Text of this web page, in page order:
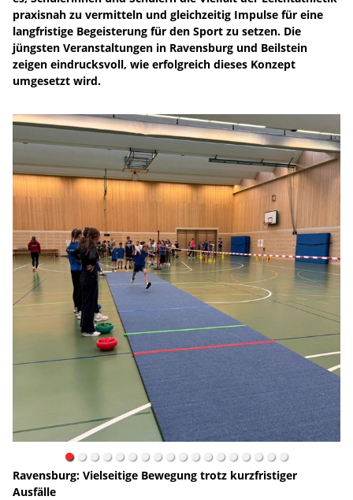
praxisnah zu vermitteln und gleichzeitig Impulse für eine
langfristige Begeisterung für den Sport zu setzen. Die
jüngsten Veranstaltungen in Ravensburg und Beilstein
zeigen eindrucksvoll, wie erfolgreich dieses Konzept
umgesetzt wird.
Ravensburg: Vielseitige Bewegung trotz kurzfristiger
Ausfälle